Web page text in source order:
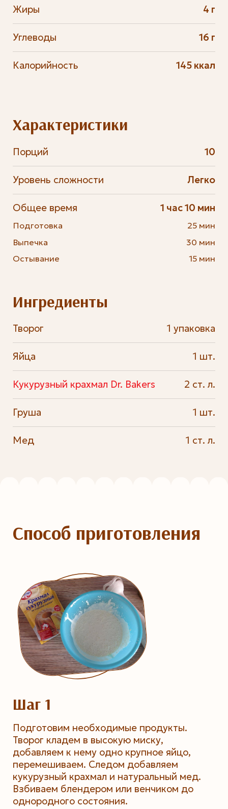
Жиры 4 г
Углеводы 16 г
Калорийность 145 ккал
Характеристики
Порций 10
Уровень сложности Легко
Общее время
Подготовка
Выпечка
Остывание
1 час 10 мин
25 мин
30 мин
15 мин
Ингредиенты
Творог 1 упаковка
Яйца 1 шт.
Кукурузный крахмал Dr. Bakers 2 ст. л.
Груша 1 шт.
Мед 1 ст. л.
Способ приготовления
Шаг 1
Подготовим необходимые продукты.
Творог кладем в высокую миску,
добавляем к нему одно крупное яйцо,
перемешиваем. Следом добавляем
кукурузный крахмал и натуральный мед.
Взбиваем блендером или венчиком до
однородного состояния.